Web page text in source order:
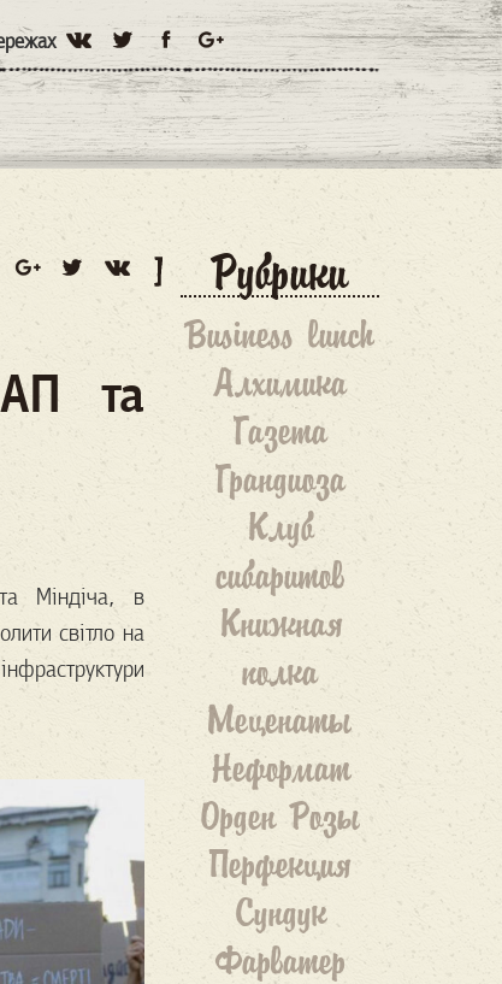
та
Міндіча, в
світло на
Рубрики
Business lunch
Алхимика
Газета
Грандиоза
Клуб
сибаритов
Книжная
полка
Меценаты
Неформат
Орден Розы
Перфекция
Сундук
Фарватер